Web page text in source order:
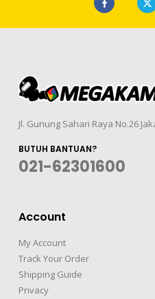
Jl. Gunung Sahari Raya No.26
BUTUH BANTUAN?
021-62301600
Account
My Account
Track Your Order
Shipping Guide
Privacy